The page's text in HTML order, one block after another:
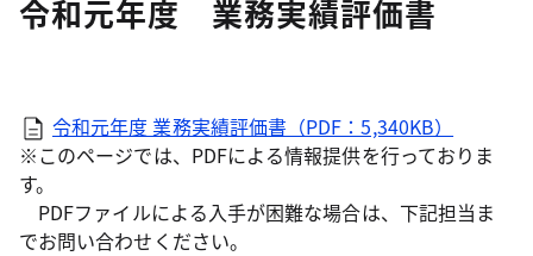
令和元年度 業務実績評価書
令和元年度 業務実績評価書（PDF：5,340KB）
※このページでは、PDFによる情報提供を行っておりま
す。
PDFファイルによる入手が困難な場合は、下記担当ま
でお問い合わせください。